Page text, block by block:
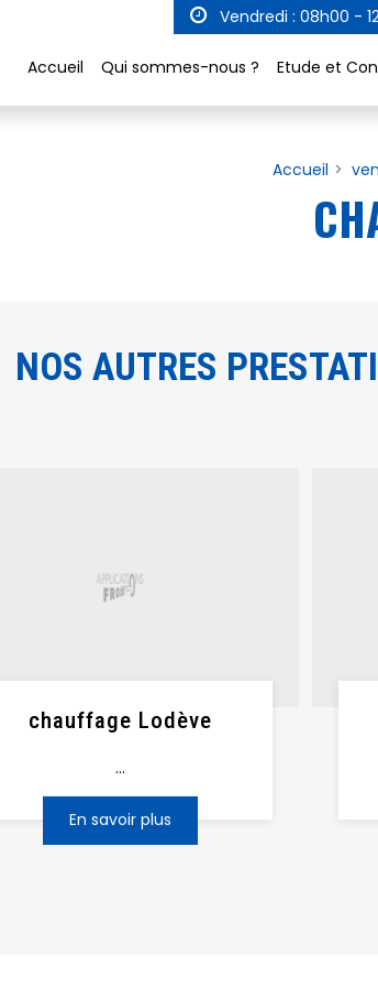
Vendredi : 08h00 -
Accueil Qui sommes-nous ? Etude et
Accueil
NOS AUTRES
chauffage Lodève
...
En savoir plus